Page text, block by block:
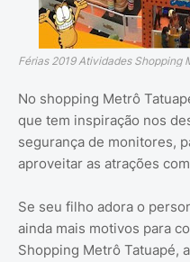
Férias 2019 Atividades Shopping
No shopping Metrô
que tem inspiração nos
segurança de monitores,
aproveitar as atrações
Se seu filho adora o
ainda mais motivos para
Shopping Metrô Tatuapé,